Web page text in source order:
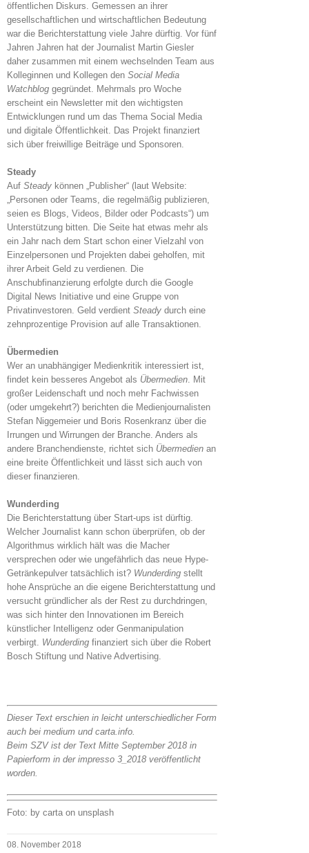
öffentlichen Diskurs. Gemessen an ihrer
gesellschaftlichen und wirtschaftlichen Bedeutung
war die Berichterstattung viele Jahre dürftig. Vor fünf
Jahren Jahren hat der Journalist Martin Giesler
daher zusammen mit einem wechselnden Team aus
Kolleginnen und Kollegen den Social Media
Watchblog gegründet. Mehrmals pro Woche
erscheint ein Newsletter mit den wichtigsten
Entwicklungen rund um das Thema Social Media
und digitale Öffentlichkeit. Das Projekt finanziert
sich über freiwillige Beiträge und Sponsoren.
Steady
Auf Steady können „Publisher“ (laut Website:
„Personen oder Teams, die regelmäßig publizieren,
seien es Blogs, Videos, Bilder oder Podcasts“) um
Unterstützung bitten. Die Seite hat etwas mehr als
ein Jahr nach dem Start schon einer Vielzahl von
Einzelpersonen und Projekten dabei geholfen, mit
ihrer Arbeit Geld zu verdienen. Die
Anschubfinanzierung erfolgte durch die Google
Digital News Initiative und eine Gruppe von
Privatinvestoren. Geld verdient Steady durch eine
zehnprozentige Provision auf alle Transaktionen.
Übermedien
Wer an unabhängiger Medienkritik interessiert ist,
findet kein besseres Angebot als Übermedien. Mit
großer Leidenschaft und noch mehr Fachwissen
(oder umgekehrt?) berichten die Medienjournalisten
Stefan Niggemeier und Boris Rosenkranz über die
Irrungen und Wirrungen der Branche. Anders als
andere Branchendienste, richtet sich Übermedien an
eine breite Öffentlichkeit und lässt sich auch von
dieser finanzieren.
Wunderding
Die Berichterstattung über Start-ups ist dürftig.
Welcher Journalist kann schon überprüfen, ob der
Algorithmus wirklich hält was die Macher
versprechen oder wie ungefährlich das neue Hype-
Getränkepulver tatsächlich ist? Wunderding stellt
hohe Ansprüche an die eigene Berichterstattung und
versucht gründlicher als der Rest zu durchdringen,
was sich hinter den Innovationen im Bereich
künstlicher Intelligenz oder Genmanipulation
verbirgt. Wunderding finanziert sich über die Robert
Bosch Stiftung und Native Advertising.
Dieser Text erschien in leicht unterschiedlicher Form
auch bei medium und carta.info.
Beim SZV ist der Text Mitte September 2018 in
Papierform in der impresso 3_2018 veröffentlicht
worden.
Foto: by carta on unsplash
08. November 2018